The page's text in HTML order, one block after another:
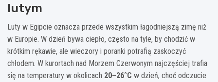
lutym
Luty w Egipcie oznacza przede wszystkim łagodniejszą zimę niż
w Europie. W dzień bywa ciepło, często na tyle, by chodzić w
krótkim rękawie, ale wieczory i poranki potrafią zaskoczyć
chłodem. W kurortach nad Morzem Czerwonym najczęściej trafia
się na temperatury w okolicach 20–26°C w dzień, choć odczucie